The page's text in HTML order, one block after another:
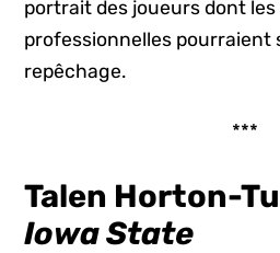
portrait des joueurs dont
professionnelles pourraient
repêchage.
***
Talen Horton-
Iowa State